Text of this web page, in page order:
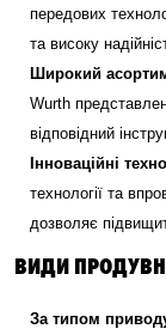
передових
та високу
Широкий
Wurth
відповідний
Інноваційні
технології та
дозволяє
ВИДИ
За типом